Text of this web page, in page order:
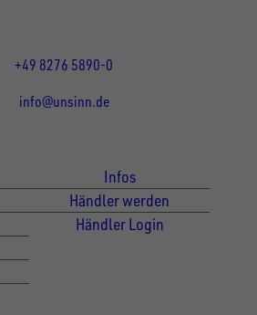
+49 8276 5890-0
info@unsinn.de
Infos
Händler werden
Händler Login